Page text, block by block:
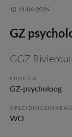
11-06-2026
GZ
GGZ
FUNCTIE
GZ-psycholoog
OPLEIDINGSNIVEAU
WO